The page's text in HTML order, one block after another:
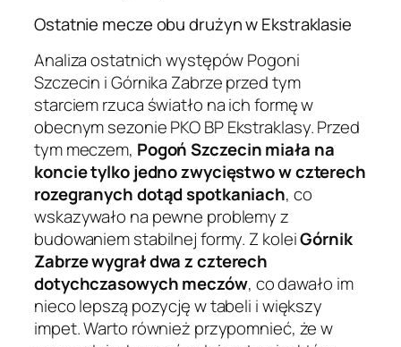
Ostatnie mecze obu drużyn w Ekstraklasie
Analiza ostatnich występów Pogoni
Szczecin i Górnika Zabrze przed tym
starciem rzuca światło na ich formę w
obecnym sezonie PKO BP Ekstraklasy. Przed
tym meczem, Pogoń Szczecin miała na
koncie tylko jedno zwycięstwo w czterech
rozegranych dotąd spotkaniach, co
wskazywało na pewne problemy z
budowaniem stabilnej formy. Z koleiGórnik
Zabrze wygrał dwa z czterech
dotychczasowych meczów, co dawało im
nieco lepszą pozycję w tabeli i większy
impet. Warto również przypomnieć, że w